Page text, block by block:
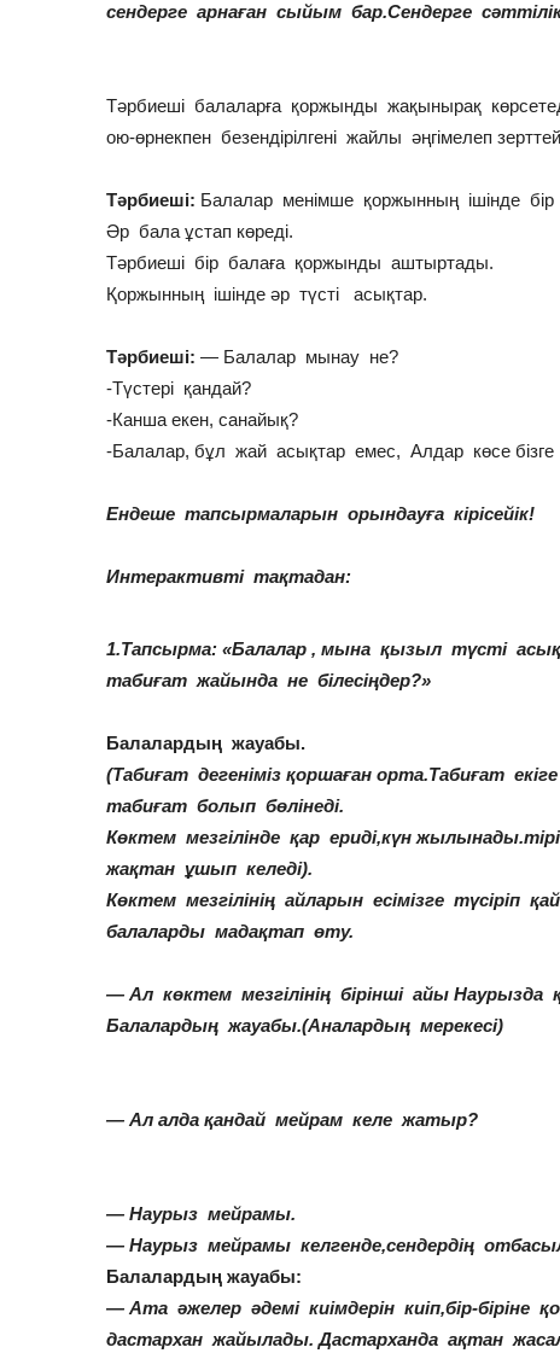
сендерге арнаған сыйым бар.Сендерге
Тәрбиеші балаларға қоржынды жақынырақ
ою-өрнекпен безендірілгені жайлы әңгімелеп
Тәрбиеші: Балалар менімше қоржынның ішінде
Әр бала ұстап көреді.
Тәрбиеші бір балаға қоржынды аштыртады.
Қоржынның ішінде әр түсті асықтар.
Тәрбиеші: — Балалар мынау не?
-Түстері қандай?
-Канша екен, санайық?
-Балалар, бұл жай асықтар емес, Алдар көсе бізге
Ендеше тапсырмаларын орындауға кірісейік!
Интерактивті тақтадан:
1.Тапсырма: «Балалар , мына қызыл түсті
табиғат жайында не білесіңдер?»
Балалардың жауабы.
(Табиғат дегеніміз қоршаған орта.Табиғат
табиғат болып бөлінеді.
Көктем мезгілінде қар ериді,күн
жақтан ұшып келеді).
Көктем мезгілінің айларын есімізге түсіріп
балаларды мадақтап өту.
— Ал көктем мезгілінің бірінші айы Наурызда
Балалардың жауабы.(Аналардың мерекесі)
— Ал алда қандай мейрам келе жатыр?
— Наурыз мейрамы.
— Наурыз мейрамы келгенде,сендердің
Балалардың жауабы:
— Ата әжелер әдемі киімдерін киіп,бір-біріне
дастархан жайылады. Дастарханда ақтан